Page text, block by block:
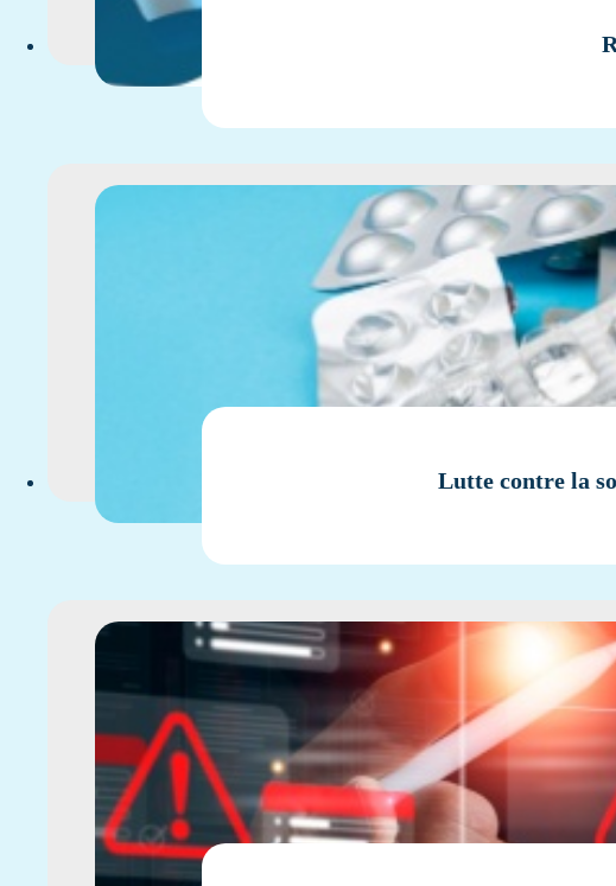
Lutte contre la